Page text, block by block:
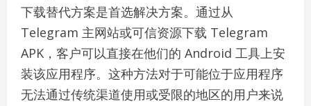
下载替代方案是首选解决方案。通过从
Telegram 主网站或可信资源下载 Telegram
APK，客户可以直接在他们的 Android 工具上安
装该应用程序。这种方法对于可能位于应用程序
无法通过传统渠道使用或受限的地区的用户来说